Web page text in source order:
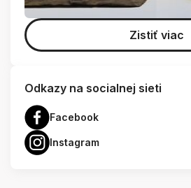
Zistiť viac
Odkazy na socialnej sieti
Facebook
Instagram